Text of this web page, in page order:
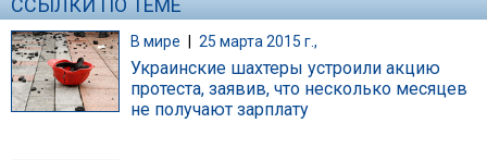
В мире | 25 марта 2015 г.,
Украинские шахтеры устроили акцию
протеста, заявив, что несколько месяцев
не получают зарплату